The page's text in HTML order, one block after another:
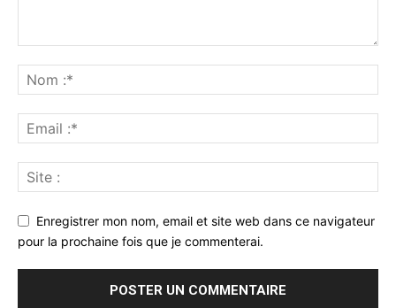
Enregistrer mon nom, email et site web dans ce navigateur
pour la prochaine fois que je commenterai.